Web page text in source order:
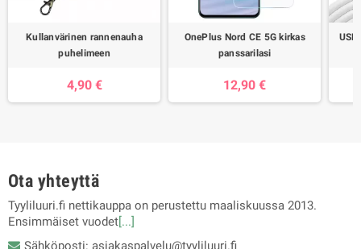
Kullanvärinen rannenauha
puhelimeen
4,90 €
OnePlus Nord CE 5G kirkas
panssarilasi
12,90 €
Ota yhteyttä
Tyyliluuri.fi nettikauppa on perustettu maaliskuussa 2013.
Ensimmäiset vuodet[...]
Sähköposti: asiakaspalvelu@tyyliluuri.fi